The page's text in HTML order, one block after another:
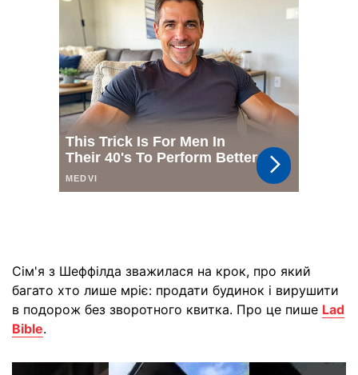
Сім'я з Шеффілда зважилася на крок, про який
багато хто лише мріє: продати будинок і вирушити
в подорож без зворотного квитка. Про це пише Lad
Bible.